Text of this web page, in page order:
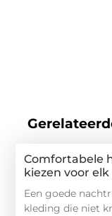
Comfortabele
kiezen voor elk
Een goede
kleding die niet